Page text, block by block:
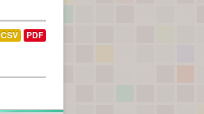
CSV PDF